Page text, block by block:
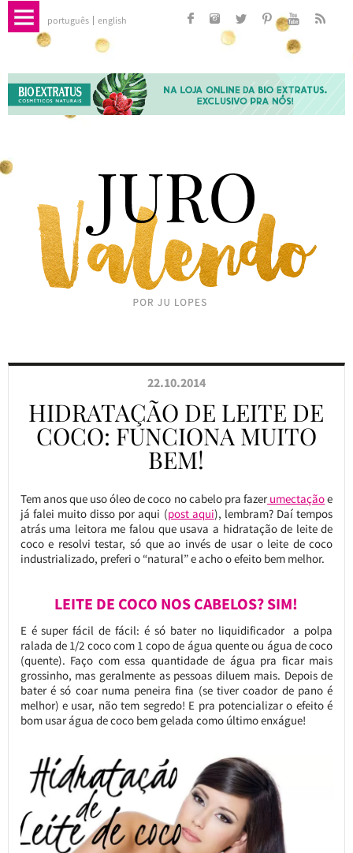
português english
22.10.2014
HIDRATAÇÃO DE LEITE DE
COCO: FUNCIONA MUITO
BEM!
Tem anos que uso óleo de coco no cabelo pra fazer umectaçãoe
já falei muito disso por aqui (post aqui), lembram? Daí tempos
atrás uma leitora me falou que usava a hidratação de leite de
coco e resolvi testar, só que ao invés de usar o leite de coco
industrializado, preferi o “natural” e acho o efeito bem melhor.
LEITE DE COCO NOS CABELOS? SIM!
E é super fácil de fácil: é só bater no liquidificador a polpa
ralada de 1/2 coco com 1 copo de água quente ou água de coco
(quente). Faço com essa quantidade de água pra ficar mais
grossinho, mas geralmente as pessoas diluem mais. Depois de
bater é só coar numa peneira fina (se tiver coador de pano é
melhor) e usar, não tem segredo! E pra potencializar o efeito é
bom usar água de coco bem gelada como último enxágue!